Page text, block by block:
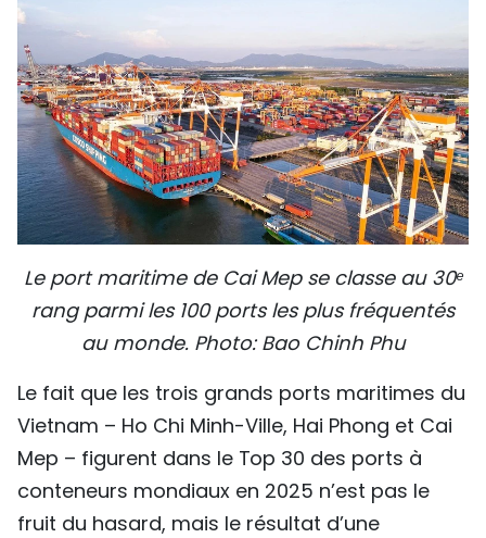
Le port maritime de Cai Mep se classe au 30ᵉ
rang parmi les 100 ports les plus fréquentés
au monde. Photo: Bao Chinh Phu
Le fait que les trois grands ports maritimes du
Vietnam – Ho Chi Minh-Ville, Hai Phong et Cai
Mep – figurent dans le Top 30 des ports à
conteneurs mondiaux en 2025 n’est pas le
fruit du hasard, mais le résultat d’une